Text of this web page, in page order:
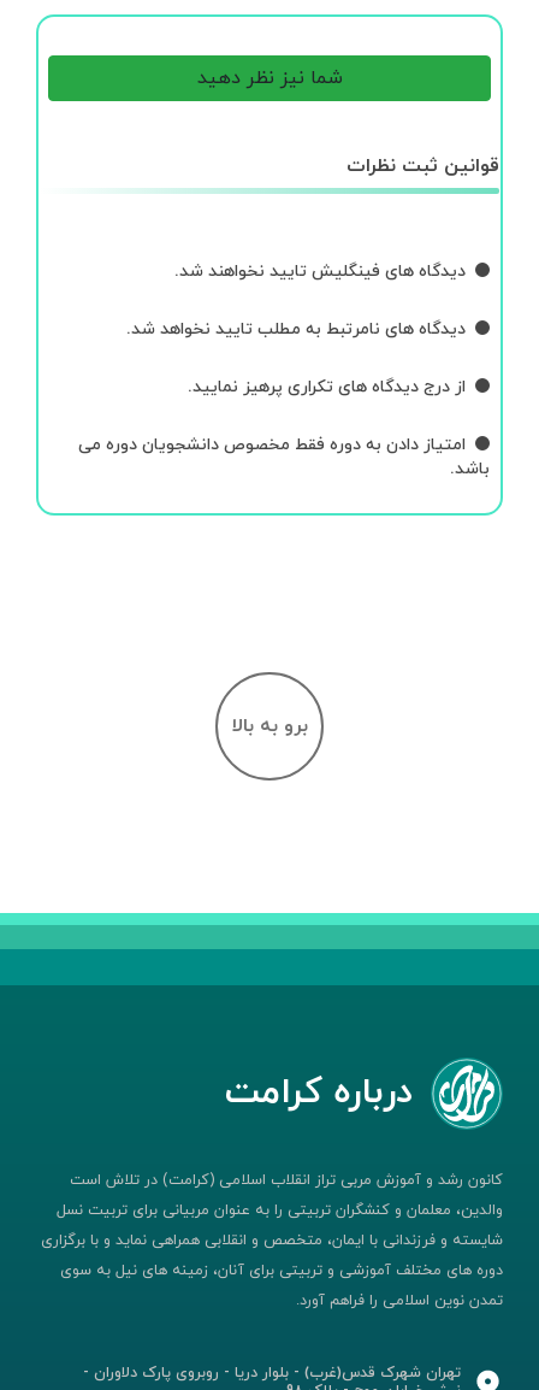
شما نیز نظر دهید
قوانین ثبت نظرات
دیدگاه های فینگلیش تایید نخواهند شد.
دیدگاه های نامرتبط به مطلب تایید نخواهد شد.
از درج دیدگاه های تکراری پرهیز نمایید.
امتیاز دادن به دوره فقط مخصوص دانشجویان دوره می
باشد.
برو به بالا
درباره کرامت
کانون رشد و آموزش مربی تراز انقلاب اسلامی (کرامت) در تلاش است
والدین، معلمان و کنشگران تربیتی را به عنوان مربیانی برای تربیت نسل
شایسته و فرزندانی با ایمان، متخصص و انقلابی همراهی نماید و با برگزاری
دوره های مختلف آموزشی و تربیتی برای آنان، زمینه های نیل به سوی
تمدن نوین اسلامی را فراهم آورد.
تهران شهرک قدس(غرب) - بلوار دریا - روبروی پارک دلاوران -